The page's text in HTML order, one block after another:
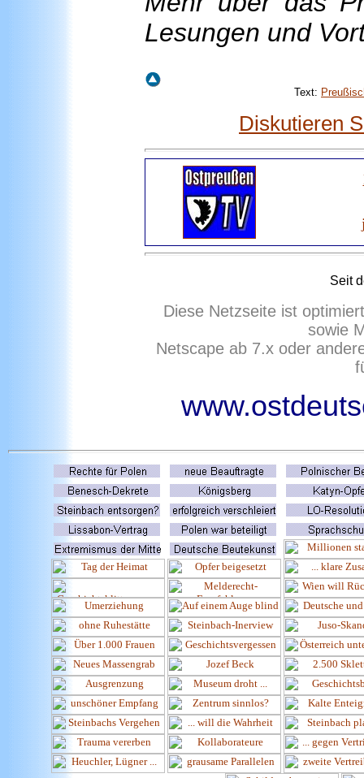
Lesungen und
Text:
Diskutieren
Seit
Diese Netzseite ist
sowie
Netscape ab 7.x oder